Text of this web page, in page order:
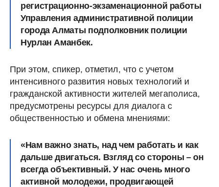
регистрационно-экзаменационной работы
Управления административной полиции
города Алматы подполковник полиции
Нурлан Аманбек.
При этом, спикер, отметил, что с учетом
интенсивного развития новых технологий и
гражданской активности жителей мегаполиса,
предусмотрены ресурсы для диалога с
общественностью и обмена мнениями:
«Нам важно знать, над чем работать и как
дальше двигаться. Взгляд со стороны – он
всегда объективный. У нас очень много
активной молодежи, продвигающей